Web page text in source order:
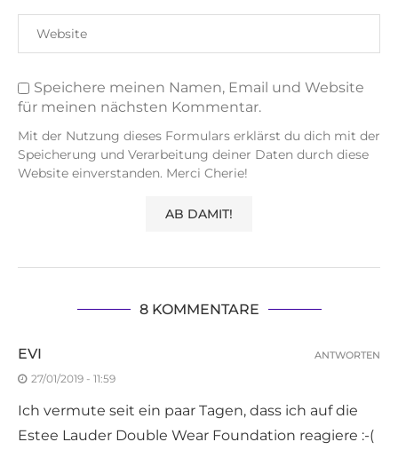
Speichere meinen Namen, Email und Website
für meinen nächsten Kommentar.
Mit der Nutzung dieses Formulars erklärst du dich mit der
Speicherung und Verarbeitung deiner Daten durch diese
Website einverstanden. Merci Cherie!
8 KOMMENTARE
EVI
27/01/2019 - 11:59
Ich vermute seit ein paar Tagen, dass ich auf die
Estee Lauder Double Wear Foundation reagiere :-(
ANTWORTEN